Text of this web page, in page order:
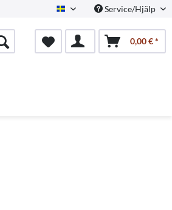
Swedish Service/Hjälp
0,00 € *